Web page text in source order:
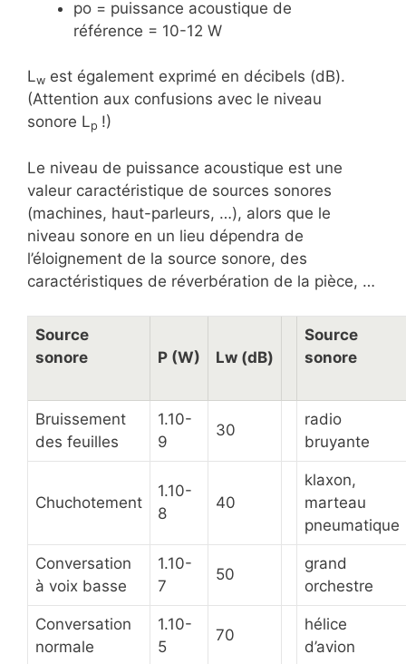
po = puissance acoustique de
référence = 10-12 W
Lw est également exprimé en décibels (dB).
(Attention aux confusions avec le niveau
sonore Lp !)
Le niveau de puissance acoustique est une
valeur caractéristique de sources sonores
(machines, haut-parleurs, …), alors que le
niveau sonore en un lieu dépendra de
l’éloignement de la source sonore, des
caractéristiques de réverbération de la pièce, …
Source
sonore
P (W) Lw (dB)
Source
sonore
Bruissement
des feuilles
1.10-
9
30
radio
bruyante
Chuchotement
1.10-
8
40
klaxon,
marteau
pneumatique
Conversation
à voix basse
1.10-
7
50
grand
orchestre
Conversation
normale
1.10-
5
70
hélice
d’avion